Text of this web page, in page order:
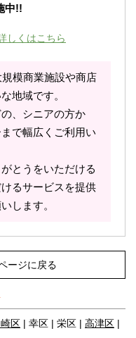
中!!
しくはこちら
模商業施設や商店
地域です。
、シニアの方か
で幅広くご利用い
とうをいただける
るサービスを提供
します。
ージに戻る
崎区 | 幸区 | 栄区 | 高津区 |